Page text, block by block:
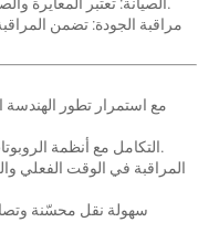
مراقبة الجودة: تضمن المراقبة
مع استمرار تطور الهندسة
التكامل مع أنظمة الروبوتات والأتمتة لخطوط التجميع واسعة النطاق.
المراقبة في الوقت الفعلي
سهولة نقل محسّنة